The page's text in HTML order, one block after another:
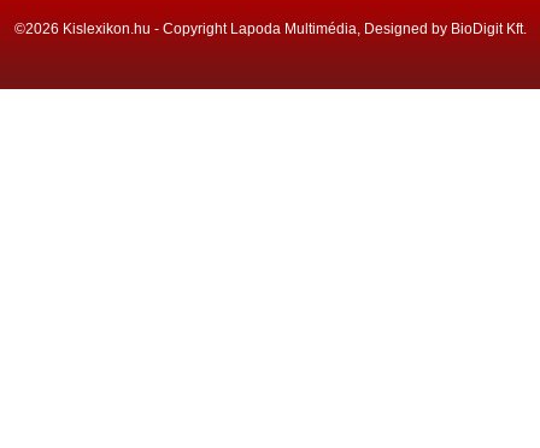
©2026 Kislexikon.hu - Copyright Lapoda Multimédia, Designed by BioDigit Kft.